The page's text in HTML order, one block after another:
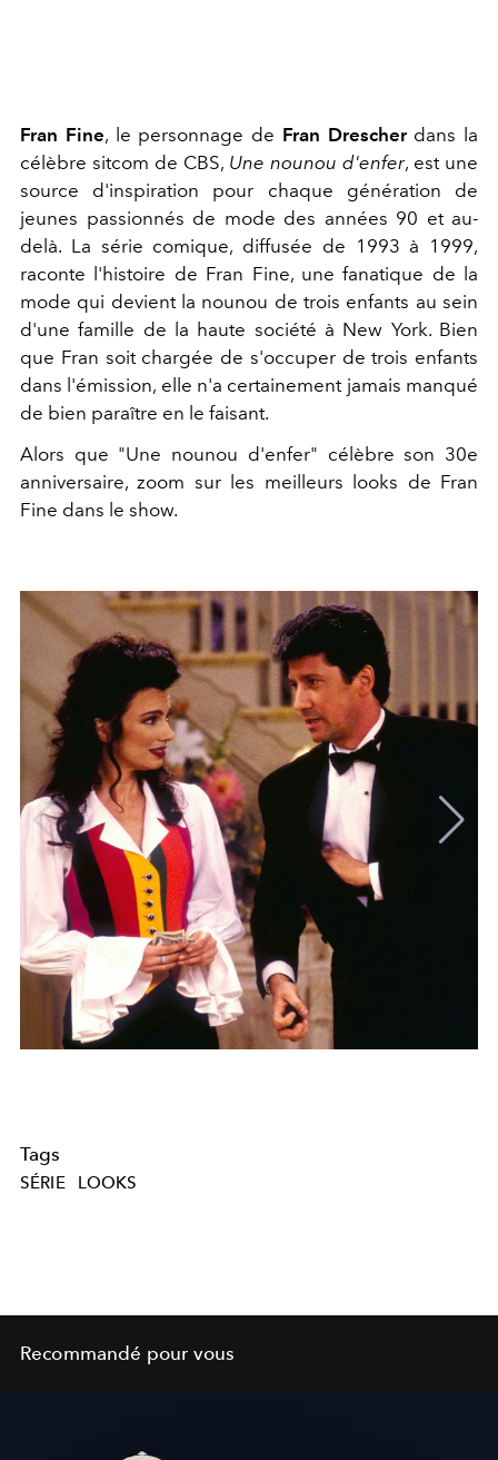
Fran Fine, le personnage de Fran Drescher dans la
célèbre sitcom de CBS, Une nounou d'enfer, est une
source d'inspiration pour chaque génération de
jeunes passionnés de mode des années 90 et au-
delà. La série comique, diffusée de 1993 à 1999,
raconte l'histoire de Fran Fine, une fanatique de la
mode qui devient la nounou de trois enfants au sein
d'une famille de la haute société à New York. Bien
que Fran soit chargée de s'occuper de trois enfants
dans l'émission, elle n'a certainement jamais manqué
de bien paraître en le faisant.
Alors que "Une nounou d'enfer" célèbre son 30e
anniversaire, zoom sur les meilleurs looks de Fran
Fine dans le show.
Tags
SÉRIE LOOKS
Recommandé pour vous